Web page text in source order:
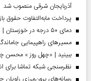
آذربایجان شرقی منصوب شد
پرداخت مابه‌التفاوت حقوق
دمای ۵۰ درجه در خوزستان | احتمال بارش‌های سیل‌آسا در ۳ استان
مسیر‌های راهپیمایی
ببینید | «چهل روز » محسن
نظرسنجی شبکه تماشا برای